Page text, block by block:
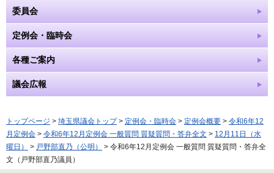
委員会
定例会・臨時会
各種ご案内
議会広報
トップページ > 埼玉県議会トップ> 定例会・臨時会 > 定例会概要 > 令和6年12
月定例会 > 令和6年12月定例会 一般質問 質疑質問・答弁全文 > 12月11日（水
曜日）
> 戸野部直乃（公明）
> 令和6年12月定例会 一般質問 質疑質問・答弁全
文（戸野部直乃議員）